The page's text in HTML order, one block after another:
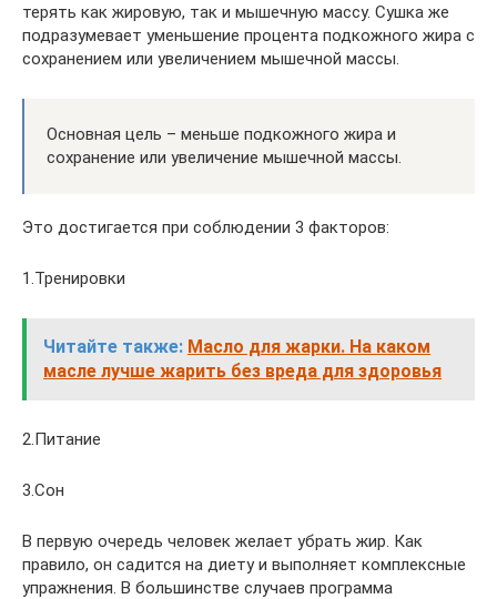
терять как жировую, так и мышечную массу. Сушка же
подразумевает уменьшение процента подкожного жира с
сохранением или увеличением мышечной массы.
Основная цель – меньше подкожного жира и
сохранение или увеличение мышечной массы.
Это достигается при соблюдении 3 факторов:
1.Тренировки
Читайте также: Масло для жарки. На каком
масле лучше жарить без вреда для здоровья
2.Питание
3.Сон
В первую очередь человек желает убрать жир. Как
правило, он садится на диету и выполняет комплексные
упражнения. В большинстве случаев программа